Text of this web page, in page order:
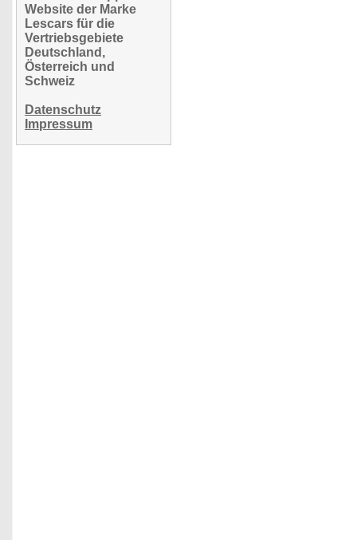
Website der Marke
Lescars für die
Vertriebsgebiete
Deutschland,
Österreich und
Schweiz
Datenschutz
Impressum